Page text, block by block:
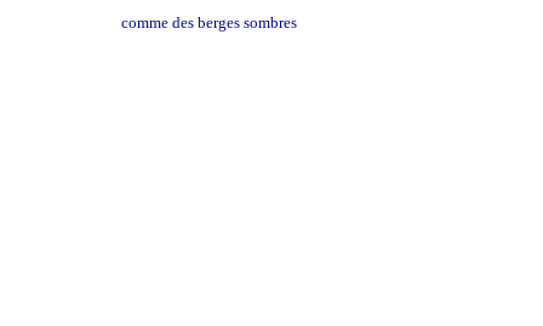
comme des berges sombres